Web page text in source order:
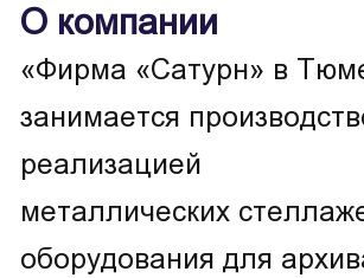
О компании
«Фирма «Сатурн» в
занимается
реализацией
металлических
оборудования для